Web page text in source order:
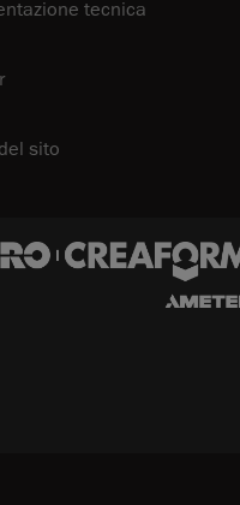
tecnica
sito